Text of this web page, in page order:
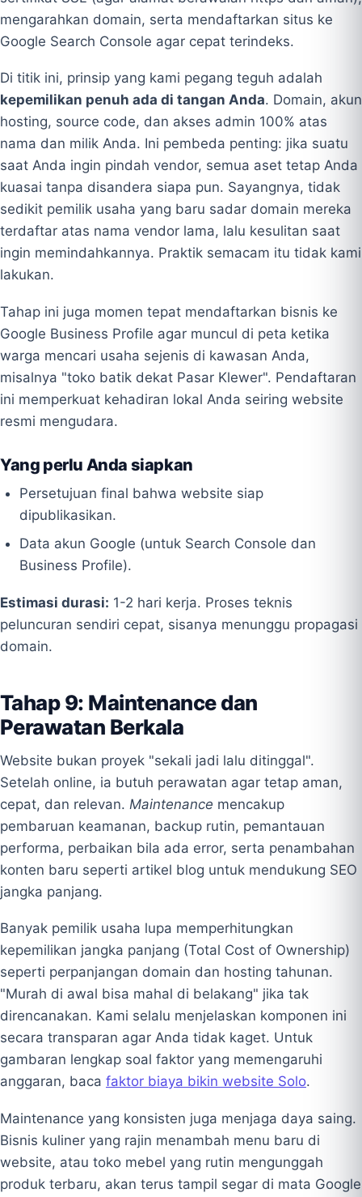
mengarahkan domain, serta mendaftarkan situs ke
Google Search Console agar cepat terindeks.
Di titik ini, prinsip yang kami pegang teguh adalah
kepemilikan penuh ada di tangan Anda. Domain, akun
hosting, source code, dan akses admin 100% atas
nama dan milik Anda. Ini pembeda penting: jika suatu
saat Anda ingin pindah vendor, semua aset tetap Anda
kuasai tanpa disandera siapa pun. Sayangnya, tidak
sedikit pemilik usaha yang baru sadar domain mereka
terdaftar atas nama vendor lama, lalu kesulitan saat
ingin memindahkannya. Praktik semacam itu tidak kami
lakukan.
Tahap ini juga momen tepat mendaftarkan bisnis ke
Google Business Profile agar muncul di peta ketika
warga mencari usaha sejenis di kawasan Anda,
misalnya "toko batik dekat Pasar Klewer". Pendaftaran
ini memperkuat kehadiran lokal Anda seiring website
resmi mengudara.
Yang perlu Anda siapkan
Persetujuan final bahwa website siap
dipublikasikan.
Data akun Google (untuk Search Console dan
Business Profile).
Estimasi durasi: 1-2 hari kerja. Proses teknis
peluncuran sendiri cepat, sisanya menunggu propagasi
domain.
Tahap 9: Maintenance dan
Perawatan Berkala
Website bukan proyek "sekali jadi lalu ditinggal".
Setelah online, ia butuh perawatan agar tetap aman,
cepat, dan relevan. Maintenance mencakup
pembaruan keamanan, backup rutin, pemantauan
performa, perbaikan bila ada error, serta penambahan
konten baru seperti artikel blog untuk mendukung SEO
jangka panjang.
Banyak pemilik usaha lupa memperhitungkan
kepemilikan jangka panjang (Total Cost of Ownership)
seperti perpanjangan domain dan hosting tahunan.
"Murah di awal bisa mahal di belakang" jika tak
direncanakan. Kami selalu menjelaskan komponen ini
secara transparan agar Anda tidak kaget. Untuk
gambaran lengkap soal faktor yang memengaruhi
anggaran, baca faktor biaya bikin website Solo.
Maintenance yang konsisten juga menjaga daya saing.
Bisnis kuliner yang rajin menambah menu baru di
website, atau toko mebel yang rutin mengunggah
produk terbaru, akan terus tampil segar di mata Google